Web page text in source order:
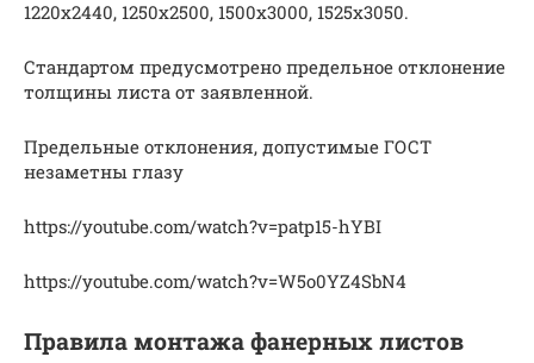
1220х2440, 1250х2500, 1500х3000, 1525х3050.
Стандартом предусмотрено предельное отклонение
толщины листа от заявленной.
Предельные отклонения, допустимые ГОСТ
незаметны глазу
https://youtube.com/watch?v=patp15-hYBI
https://youtube.com/watch?v=W5o0YZ4SbN4
Правила монтажа фанерных листов